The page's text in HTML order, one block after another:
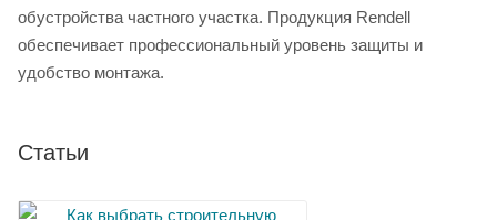
обустройства частного участка. Продукция Rendell
обеспечивает профессиональный уровень защиты и
удобство монтажа.
Статьи